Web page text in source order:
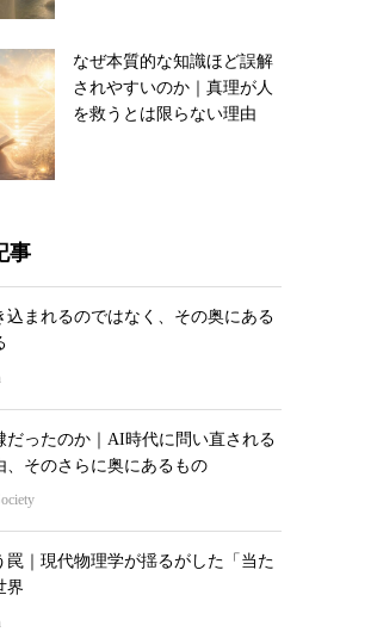
なぜ本質的な知識ほど誤解
されやすいのか｜真理が人
を救うとは限らない理由
事
込まれるのではなく、その奥にある
だったのか｜AI時代に問い直される
、そのさらに奥にあるもの
罠｜現代物理学が揺るがした「当た
界